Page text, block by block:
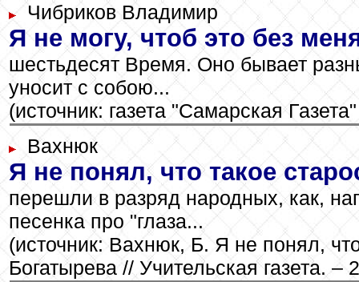
Чибриков Владимир
Я не могу, чтоб это без
шестьдесят Время. Оно бывает
уносит с собою...
(источник: газета "Самарская
Вахнюк
Я не понял, что такое
перешли в разряд народных, как,
песенка про "глаза...
(источник: Вахнюк, Б. Я не понял,
Богатырева // Учительская газета.